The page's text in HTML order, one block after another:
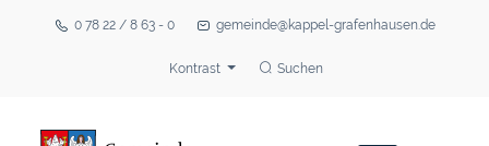
0 78 22 / 8 63 - 0 gemeinde@kappel-grafenhausen.de
Kontrast Suchen